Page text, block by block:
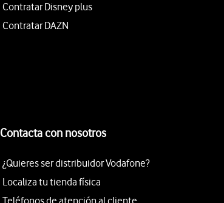
Contratar Disney plus
Contratar DAZN
Contacta con nosotros
¿Quieres ser distribuidor Vodafone?
Localiza tu tienda física
Teléfonos de atención al cliente